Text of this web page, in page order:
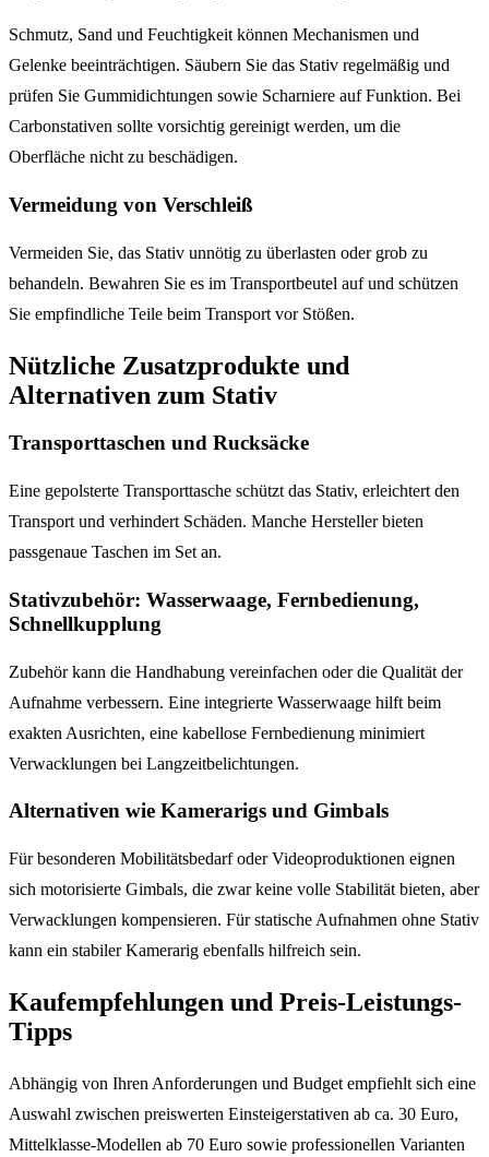
Schmutz, Sand und Feuchtigkeit können Mechanismen und
Gelenke beeinträchtigen. Säubern Sie das Stativ regelmäßig und
prüfen Sie Gummidichtungen sowie Scharniere auf Funktion. Bei
Carbonstativen sollte vorsichtig gereinigt werden, um die
Oberfläche nicht zu beschädigen.
Vermeidung von Verschleiß
Vermeiden Sie, das Stativ unnötig zu überlasten oder grob zu
behandeln. Bewahren Sie es im Transportbeutel auf und schützen
Sie empfindliche Teile beim Transport vor Stößen.
Nützliche Zusatzprodukte und
Alternativen zum Stativ
Transporttaschen und Rucksäcke
Eine gepolsterte Transporttasche schützt das Stativ, erleichtert den
Transport und verhindert Schäden. Manche Hersteller bieten
passgenaue Taschen im Set an.
Stativzubehör: Wasserwaage, Fernbedienung,
Schnellkupplung
Zubehör kann die Handhabung vereinfachen oder die Qualität der
Aufnahme verbessern. Eine integrierte Wasserwaage hilft beim
exakten Ausrichten, eine kabellose Fernbedienung minimiert
Verwacklungen bei Langzeitbelichtungen.
Alternativen wie Kamerarigs und Gimbals
Für besonderen Mobilitätsbedarf oder Videoproduktionen eignen
sich motorisierte Gimbals, die zwar keine volle Stabilität bieten, aber
Verwacklungen kompensieren. Für statische Aufnahmen ohne Stativ
kann ein stabiler Kamerarig ebenfalls hilfreich sein.
Kaufempfehlungen und Preis-Leistungs-
Tipps
Abhängig von Ihren Anforderungen und Budget empfiehlt sich eine
Auswahl zwischen preiswerten Einsteigerstativen ab ca. 30 Euro,
Mittelklasse-Modellen ab 70 Euro sowie professionellen Varianten